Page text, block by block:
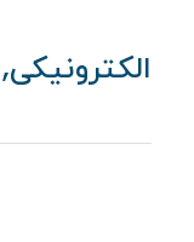
الکترونیکی,